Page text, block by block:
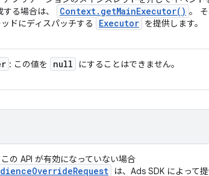
る場合は、
Context. getMainExecutor( ) 。
ドにディスパッチする
Executor を提供します。
: この値を null にすることはできません。
の API が有効になっていない場合
は、Ads SDK によって